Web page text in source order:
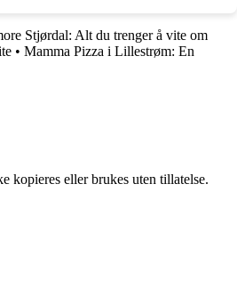
Stjørdal: Alt du trenger å vite om
• Mamma Pizza i Lillestrøm: En
kopieres eller brukes uten tillatelse.